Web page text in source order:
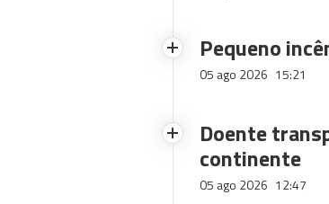
Pequeno
05 ago 2026 15:21
Doente
continente
05 ago 2026 12:47